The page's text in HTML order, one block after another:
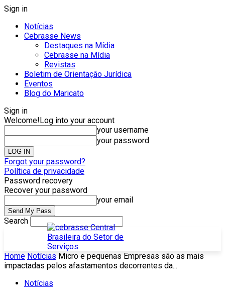
Sign in
Notícias
Cebrasse News
Destaques na Mídia
Cebrasse na Mídia
Revistas
Boletim de Orientação Jurídica
Eventos
Blog do Maricato
Sign in
Welcome!Log into your account
your username
your password
Forgot your password?
Política de privacidade
Password recovery
Recover your password
your email
Search
Home Notícias Micro e pequenas Empresas são as mais
impactadas pelos afastamentos decorrentes da...
Notícias